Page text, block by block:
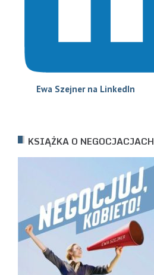
Ewa Szejner na LinkedIn
KSIĄŻKA O NEGOCJACJACH